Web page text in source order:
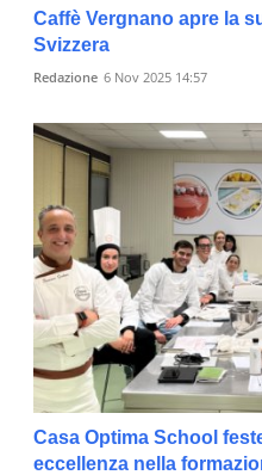
Caffè Vergnano apre la
Svizzera
Redazione 6 Nov 2025 14:57
Casa Optima School
eccellenza nella